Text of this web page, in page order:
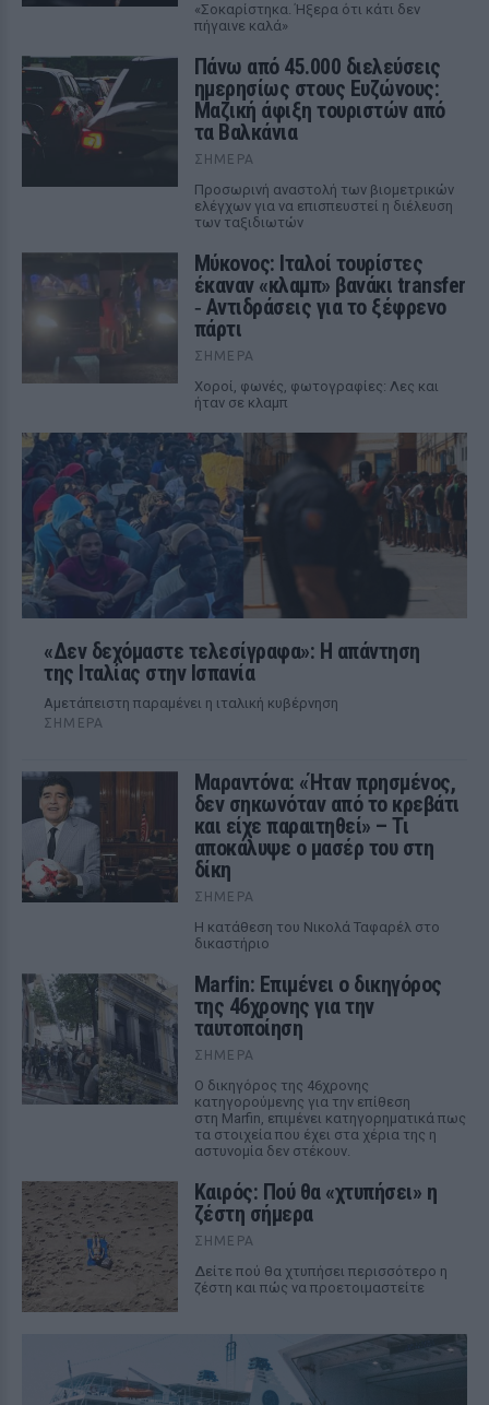
«Σοκαρίστηκα. Ήξερα ότι κάτι δεν
πήγαινε καλά»
Πάνω από 45.000 διελεύσεις
ημερησίως στους Ευζώνους:
Μαζική άφιξη τουριστών από
τα Βαλκάνια
ΣΉΜΕΡΑ
Προσωρινή αναστολή των βιομετρικών
ελέγχων για να επισπευστεί η διέλευση
των ταξιδιωτών
Μύκονος: Ιταλοί τουρίστες
έκαναν «κλαμπ» βανάκι transfer
‑ Αντιδράσεις για το ξέφρενο
πάρτι
ΣΉΜΕΡΑ
Χοροί, φωνές, φωτογραφίες: Λες και
ήταν σε κλαμπ
«Δεν δεχόμαστε τελεσίγραφα»: Η απάντηση
της Ιταλίας στην Ισπανία
Αμετάπειστη παραμένει η ιταλική κυβέρνηση
ΣΉΜΕΡΑ
Μαραντόνα: «Ήταν πρησμένος,
δεν σηκωνόταν από το κρεβάτι
και είχε παραιτηθεί» – Τι
αποκάλυψε ο μασέρ του στη
δίκη
ΣΉΜΕΡΑ
Η κατάθεση του Νικολά Ταφαρέλ στο
δικαστήριο
Marfin: Επιμένει ο δικηγόρος
της 46χρονης για την
ταυτοποίηση
ΣΉΜΕΡΑ
Ο δικηγόρος της 46χρονης
κατηγορούμενης για την επίθεση
στη Marfin, επιμένει κατηγορηματικά πως
τα στοιχεία που έχει στα χέρια της η
αστυνομία δεν στέκουν.
Καιρός: Πού θα «χτυπήσει» η
ζέστη σήμερα
ΣΉΜΕΡΑ
Δείτε πού θα χτυπήσει περισσότερο η
ζέστη και πώς να προετοιμαστείτε